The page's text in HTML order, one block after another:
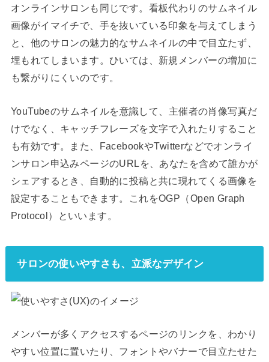
オンラインサロンも同じです。看板代わりのサムネイル
画像がイマイチで、手を抜いている印象を与えてしまう
と、他のサロンの魅力的なサムネイルの中で目立たず、
埋もれてしまいます。ひいては、新規メンバーの増加に
も繋がりにくいのです。
YouTubeのサムネイルを意識して、主催者の肖像写真だ
けでなく、キャッチフレーズを文字で入れたりすること
も有効です。また、FacebookやTwitterなどでオンライ
ンサロン申込みページのURLを、あなたを含めて誰かが
シェアするとき、自動的に投稿と共に現れてくる画像を
設定することもできます。これをOGP（Open Graph
Protocol）といいます。
サロンの使いやすさも、立派なデザイン
メンバーが多くアクセスするページのリンクを、わかり
やすい位置に置いたり、フォントやバナーで目立たせた